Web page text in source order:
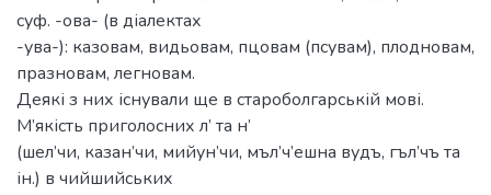
суф. -ова- (в діалектах
-ува-): казовам, видьовам, пцовам (псувам), плодновам,
празновам, легновам.
Деякі з них існували ще в староболгарській мові.
М’якість приголосних л’ та н’
(шел’чи, казан’чи, мийун’чи, мъл’ч’ешна вудъ, гъл’чъ та
ін.) в чийшийських